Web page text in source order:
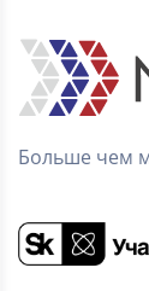
Больше чем